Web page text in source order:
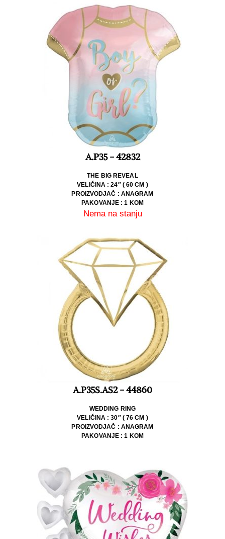
A.P35 - 42832
THE BIG REVEAL
VELIČINA : 24″ ( 60 CM )
PROIZVODJAČ : ANAGRAM
PAKOVANJE : 1 KOM
Nema na stanju
A.P35S.AS2 - 44860
WEDDING RING
VELIČINA : 30″ ( 76 CM )
PROIZVODJAČ : ANAGRAM
PAKOVANJE : 1 KOM